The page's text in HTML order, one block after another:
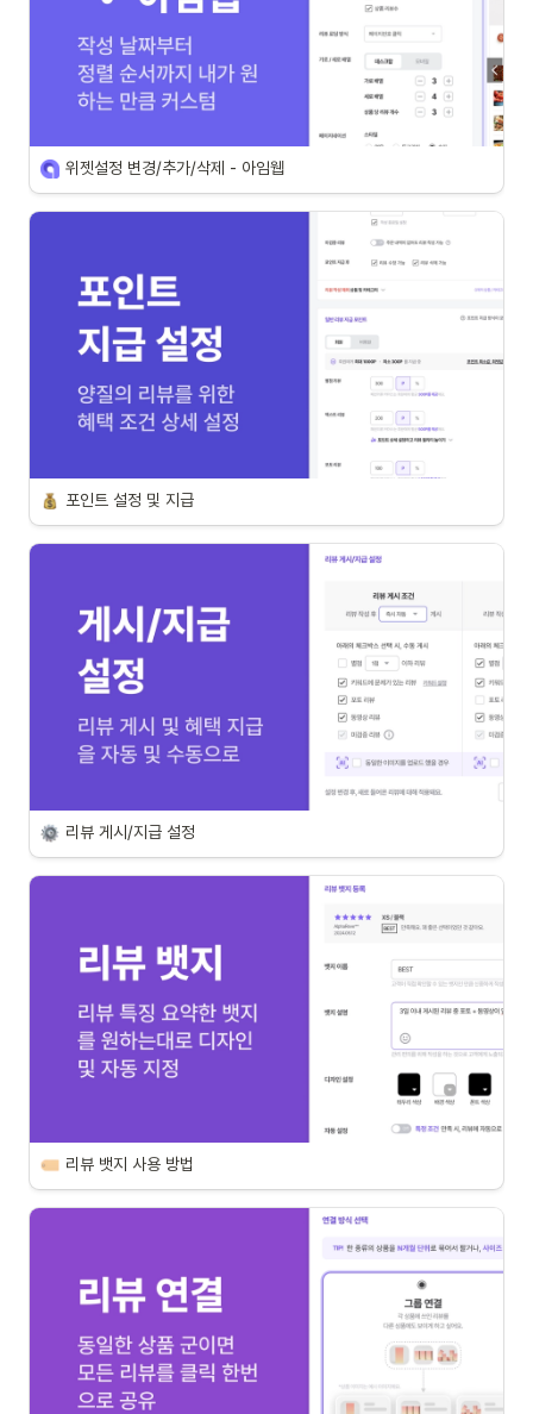
위젯설정 변경/추가/삭제 - 아임웹
포인트 설정 및 지급
리뷰 게시/지급 설정
리뷰 뱃지 사용 방법